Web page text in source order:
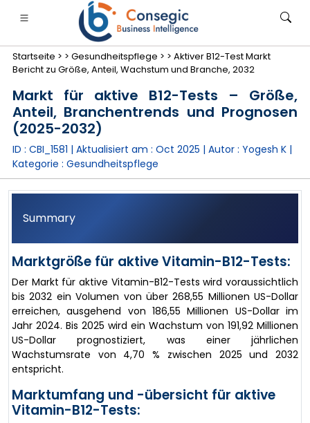
Finanzdienstleistungen und Versicherungen
• Konsumgüter
• Fallstudien
Startseite > > Gesundheitspflege > > Aktiver B12-Test Markt
Bericht zu Größe, Anteil, Wachstum und Branche, 2032
Markt für aktive B12-Tests – Größe,
Anteil, Branchentrends und Prognosen
(2025-2032)
ID : CBI_1581 | Aktualisiert am : Oct 2025 | Autor : Yogesh K|
Kategorie : Gesundheitspflege
Summary
Marktgröße für aktive Vitamin-B12-Tests:
Der Markt für aktive Vitamin-B12-Tests wird voraussichtlich
bis 2032 ein Volumen von über 268,55 Millionen US-Dollar
erreichen, ausgehend von 186,55 Millionen US-Dollar im
Jahr 2024. Bis 2025 wird ein Wachstum von 191,92 Millionen
US-Dollar prognostiziert, was einer jährlichen
Wachstumsrate von 4,70 % zwischen 2025 und 2032
entspricht.
Marktumfang und -übersicht für aktive
Vitamin-B12-Tests: